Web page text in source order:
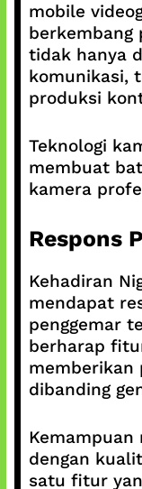
mobile
berkembang
tidak hanya
komunikasi,
produksi
Teknologi
membuat
kamera
Respons
Kehadiran
mendapat
penggemar
berharap
memberikan
dibanding
Kemampuan
dengan
satu fitur